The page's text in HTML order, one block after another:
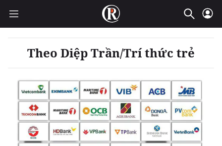
Theo Diệp Trần/Trí thức trẻ